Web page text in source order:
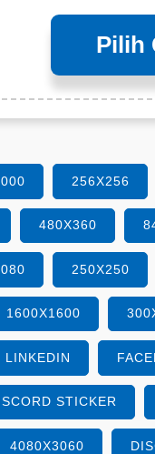
Pilih
256X256
480X360
250X250
1600X1600
LINKEDIN
STICKER
4080X3060